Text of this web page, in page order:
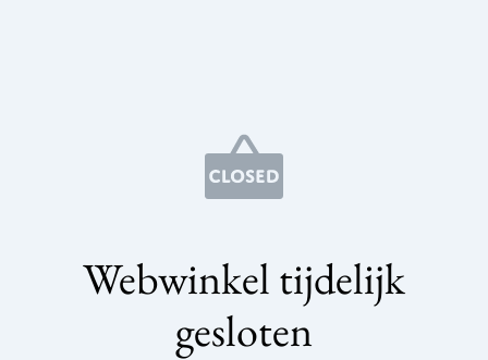
Webwinkel tijdelijk
gesloten